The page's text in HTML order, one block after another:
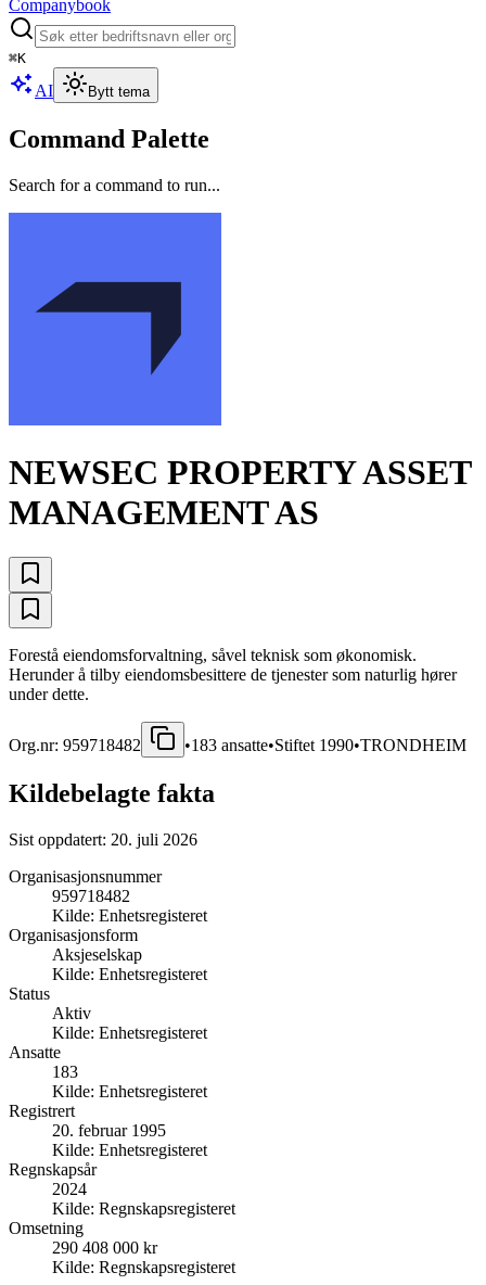
Companybook
⌘K
AI Bytt tema
Command Palette
Search for a command to run...
NEWSEC PROPERTY ASSET
MANAGEMENT AS
Forestå eiendomsforvaltning, såvel teknisk som økonomisk.
Herunder å tilby eiendomsbesittere de tjenester som naturlig hører
under dette.
Org.nr: 959718482 •183 ansatte•Stiftet 1990•TRONDHEIM
Kildebelagte fakta
Sist oppdatert: 20. juli 2026
Organisasjonsnummer
959718482
Kilde: Enhetsregisteret
Organisasjonsform
Aksjeselskap
Kilde: Enhetsregisteret
Status
Aktiv
Kilde: Enhetsregisteret
Ansatte
183
Kilde: Enhetsregisteret
Registrert
20. februar 1995
Kilde: Enhetsregisteret
Regnskapsår
2024
Kilde: Regnskapsregisteret
Omsetning
290 408 000 kr
Kilde: Regnskapsregisteret